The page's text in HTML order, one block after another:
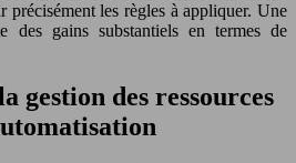
précisément les règles à appliquer. Une
des gains substantiels en termes de
gestion des ressources